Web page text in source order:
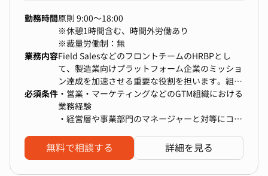
「まだ整っていない」からこそ、自由度高く、裁
量を持って挑戦できるフェーズです。
勤務時間原則 9:00～18:00
※休憩1時間含む、時間外労働あり
※裁量労働制：無
業務内容Field SalesなどのフロントチームのHRBPとし
て、製造業向けプラットフォーム企業のミッショ
ン達成を加速させる重要な役割を担います。組織
課題を特定し、採用、組織・人材開発、評価報酬
制度のアップデート等を通じて、担当組織のパフ
ォーマンスを最大化させ、事業成長に貢献してい
・要員計画と組織設計
必須条件 ・営業・マーケティングなどのGTM組織における
業務経験
・経営層や事業部門のマネージャーと対等にコミ
または
・HRBP職のご経験１年以上
無料で相談する 詳細を見る